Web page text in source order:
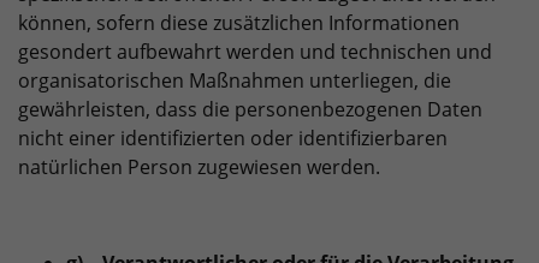
können, sofern diese zusätzlichen Informationen
gesondert aufbewahrt werden und technischen und
organisatorischen Maßnahmen unterliegen, die
gewährleisten, dass die personenbezogenen Daten
nicht einer identifizierten oder identifizierbaren
natürlichen Person zugewiesen werden.